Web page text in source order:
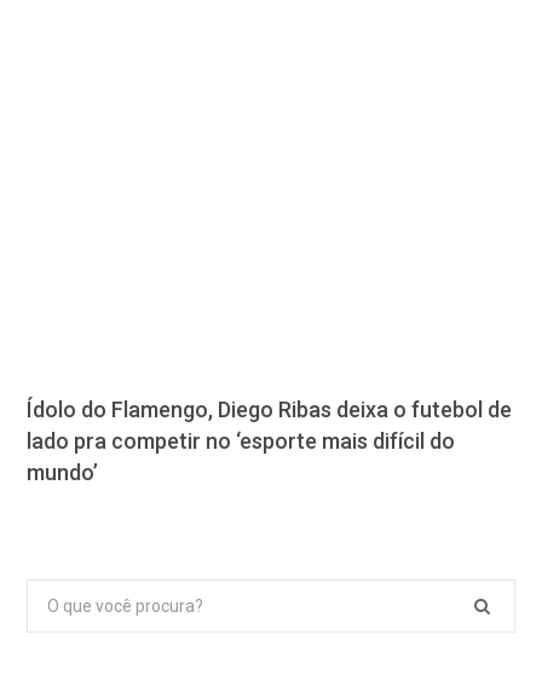
Ídolo do Flamengo, Diego Ribas deixa o futebol de
lado pra competir no ‘esporte mais difícil do
mundo’
Pesquisar
por: